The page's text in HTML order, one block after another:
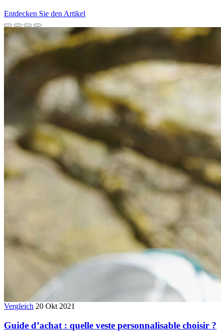
Entdecken Sie den Artikel
Vergleich 20 Okt 2021
Guide d’achat : quelle veste personnalisable choisir ?